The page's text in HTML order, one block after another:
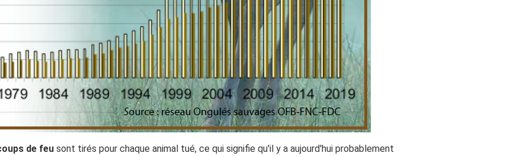
de feu sont tirés pour chaque animal tué, ce qui signifie qu'il y a aujourd'hui probablement